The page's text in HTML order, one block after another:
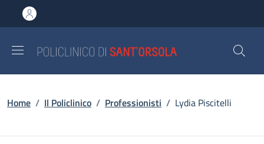
al contenuto principale
to footer content
Briciole di pane
Home / Il Policlinico / Professionisti / Lydia Piscitelli